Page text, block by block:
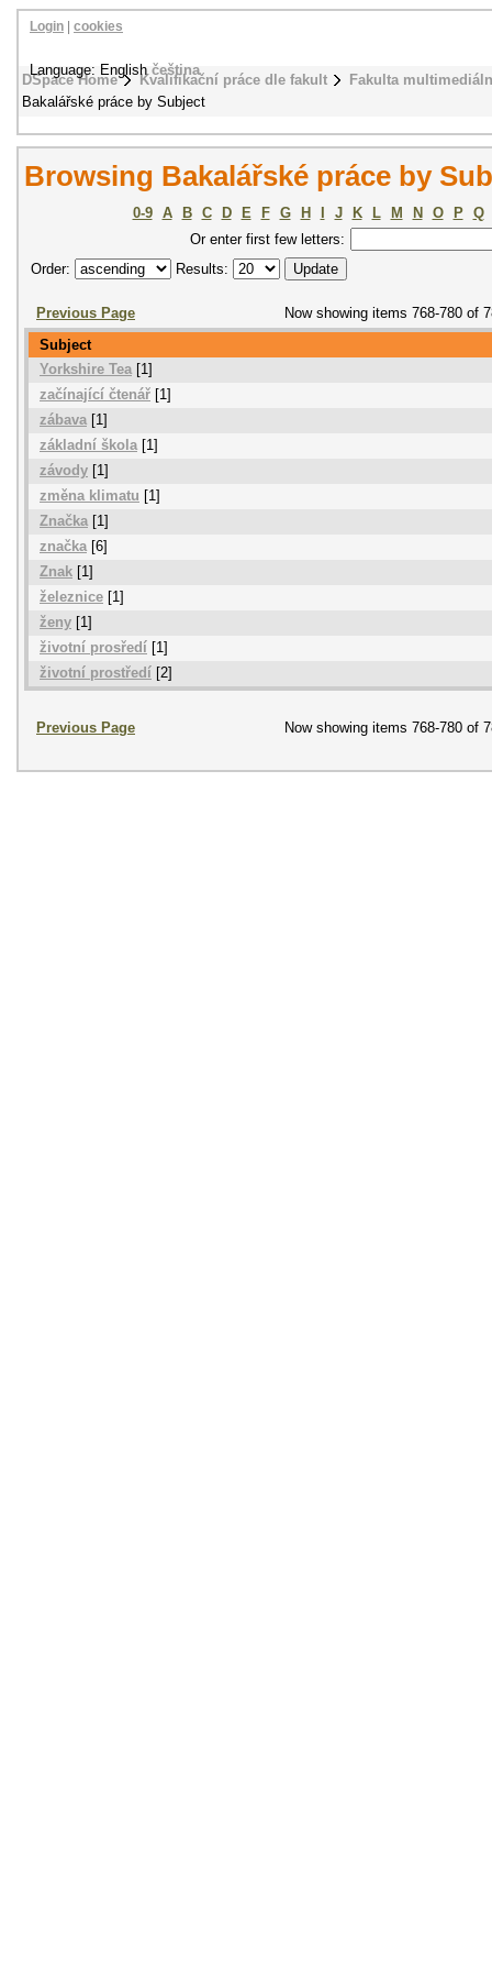
DSpace Home Kvalifikační práce dle fakult
Fakulta
Bakalářské práce by Subject
Login cookies
Language: Englishčeština
Browsing Bakalářské práce by
0-9 A B C D E F G H J K L M N O P
Q
Or enter first few letters:
Order:
Results:
Previous Page
Now showing items 768-780 of
Subject
Yorkshire Tea [1]
začínající čtenář [1]
zábava [1]
základní škola[1]
závody [1]
změna klimatu [1]
Značka [1]
značka[6]
Znak [1]
železnice [1]
ženy [1]
životní prosředí [1]
životní prostředí [2]
Previous Page Now showing items 768-780 of